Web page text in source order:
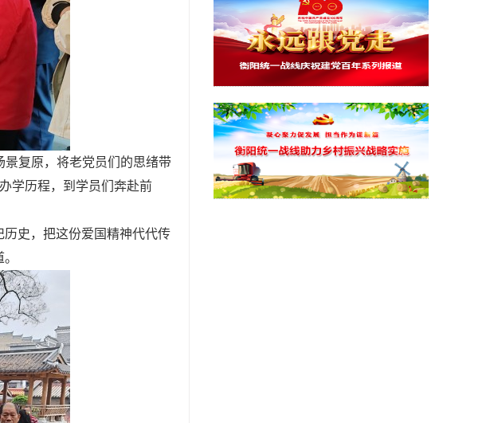
复原，将老党员们的思绪带
学历程，到学员们奔赴前
史，把这份爱国精神代代传